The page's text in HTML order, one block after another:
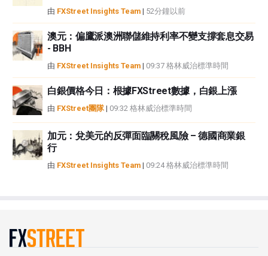
由 FXStreet Insights Team | 52分鐘以前
澳元：偏鷹派澳洲聯儲維持利率不變支撐套息交易
- BBH
由 FXStreet Insights Team | 09:37 格林威治標準時間
白銀價格今日：根據FXStreet數據，白銀上漲
由 FXStreet團隊| 09:32 格林威治標準時間
加元：兌美元的反彈面臨關稅風險 – 德國商業銀
行
由 FXStreet Insights Team | 09:24 格林威治標準時間